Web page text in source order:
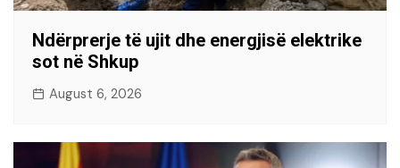
Ndërprerje të ujit dhe energjisë elektrike
sot në Shkup
August 6, 2026